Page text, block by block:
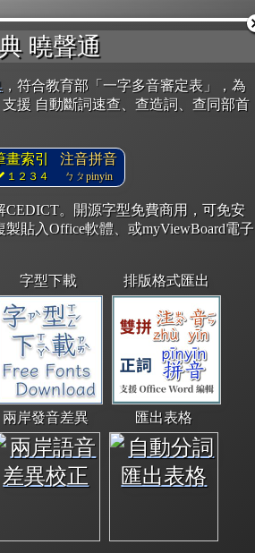
曉聲通
，符合教育部「一字多音審定表」，為
援 自動斷詞速查、查造詞、查同部首
畫索引
１２３４
注音拼音
ㄅㄆpinyin
。開源字型免費商用，可免安
製貼入Office軟體、或myViewBoard電子
字型下載 排版格式匯出
兩岸發音差異 匯出表格